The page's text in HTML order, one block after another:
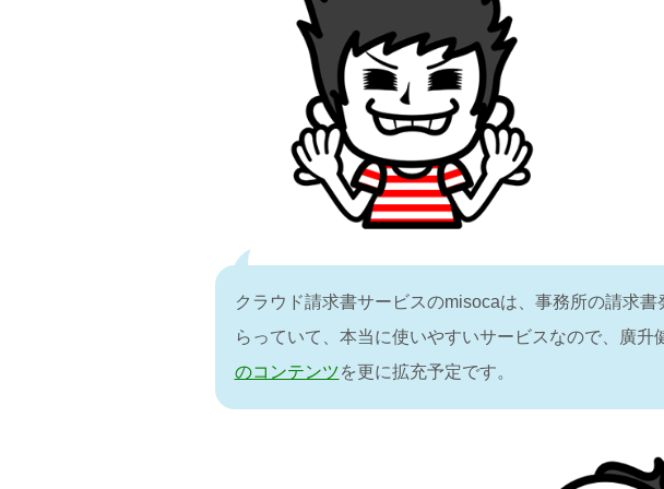
クラウド請求書サービスのmisocaは、事務所の請求
らっていて、本当に使いやすいサービスなので、廣升
のコンテンツを更に拡充予定です。